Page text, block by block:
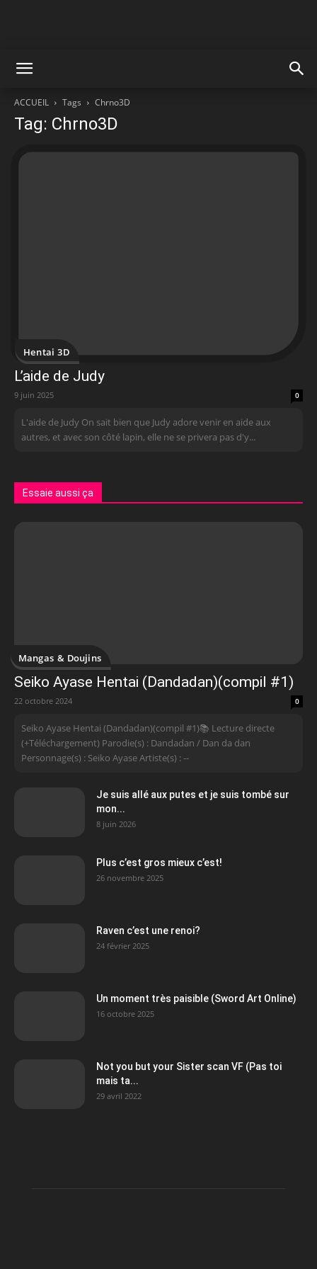
ACCUEIL Tags Chrno3D
Tag: Chrno3D
Hentai 3D
L’aide de Judy
9 juin 2025 0
L'aide de Judy On sait bien que Judy adore venir en aide aux
autres, et avec son côté lapin, elle ne se privera pas d'y...
Essaie aussi ça
Mangas & Doujins
Seiko Ayase Hentai (Dandadan)(compil #1)
22 octobre 2024 0
Seiko Ayase Hentai (Dandadan)(compil #1)📚 Lecture directe
(+Téléchargement) Parodie(s) : Dandadan / Dan da dan
Personnage(s) : Seiko Ayase Artiste(s) : --
Je suis allé aux putes et je suis tombé sur
mon...
8 juin 2026
Plus c’est gros mieux c’est!
26 novembre 2025
Raven c’est une renoi?
24 février 2025
Un moment très paisible (Sword Art Online)
16 octobre 2025
Not you but your Sister scan VF (Pas toi
mais ta...
29 avril 2022